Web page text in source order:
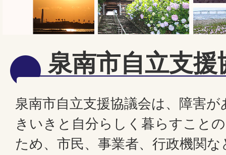
泉南市自立支援
泉南市自立支援協議会は、障害
きいきと自分らしく暮らすこと
ため、市民、事業者、行政機関